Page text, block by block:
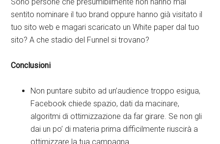
sentito nominare il tuo brand oppure hanno già visitato il
tuo sito web e magari scaricato un White paper dal tuo
sito? A che stadio del Funnel si trovano?
Conclusioni
Non puntare subito ad un’audience troppo esigua,
Facebook chiede spazio, dati da macinare,
algoritmi di ottimizzazione da far girare. Se non gli
dai un po’ di materia prima difficilmente riuscirà a
ottimizzare la tua campagna